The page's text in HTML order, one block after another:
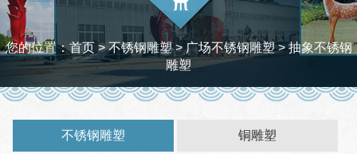
新闻中心
案例展示
您的位置：首页> 不锈钢雕塑 >广场不锈钢雕塑> 抽象不锈钢
雕塑
不锈钢雕塑 铜雕塑